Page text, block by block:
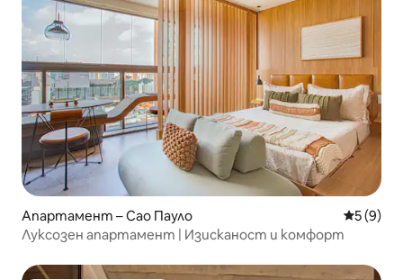
Апартамент – Сао Пауло Средна
5 (9)
Луксозен апартамент | Изисканост и комфорт